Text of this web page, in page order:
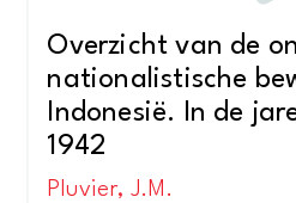
Overzicht van de
nationalistische
Indonesië. In de
1942
Pluvier, J.M.